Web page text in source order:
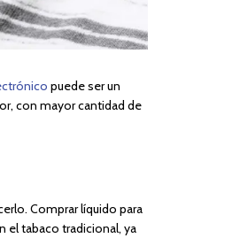
puede ser un
con mayor cantidad de
Comprar líquido para
el tabaco tradicional, ya